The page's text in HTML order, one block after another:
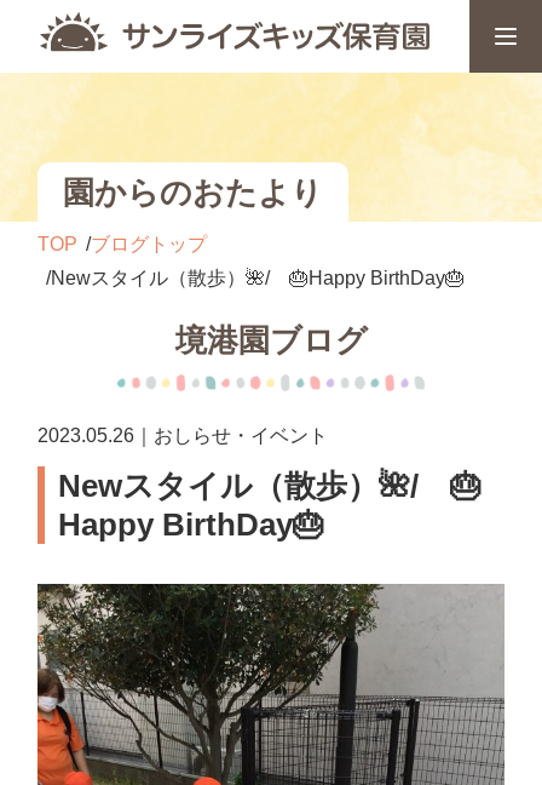
園からのおたより
TOP
ブログトップ
Newスタイル（散歩）🌺/ 🎂Happy BirthDay🎂
境港園ブログ
2023.05.26｜おしらせ・イベント
Newスタイル（散歩）🌺/ 🎂
Happy BirthDay🎂